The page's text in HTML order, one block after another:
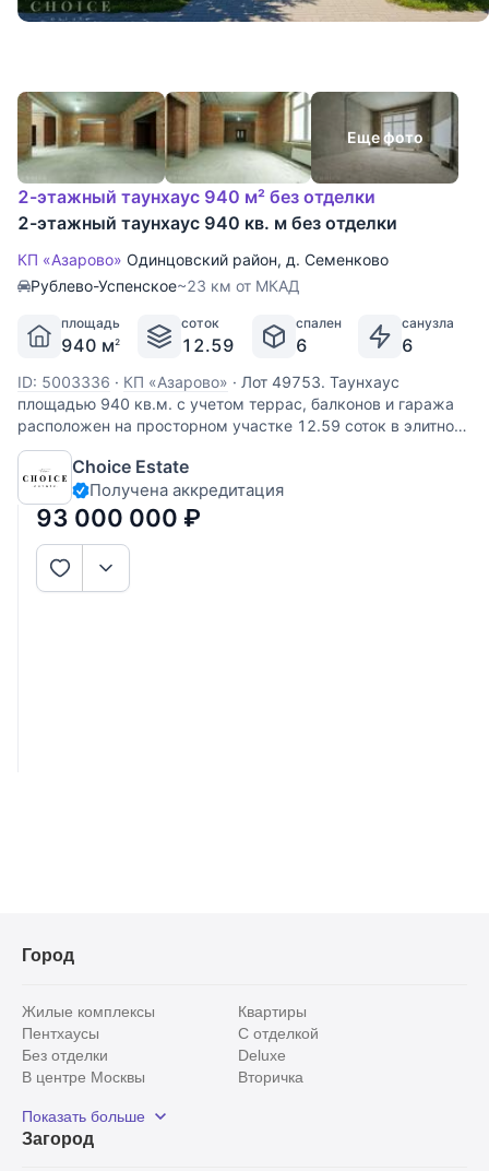
Еще фото
2-этажный таунхаус 940 м² без отделки
2-этажный таунхаус 940 кв. м без отделки
КП «Азарово» Одинцовский район, д. Семенково
Рублево-Успенское~23 км от МКАД
площадь
940 м2
соток
12.59
спален
6
санузла
6
ID: 5003336 · КП «Азарово» · Лот 49753. Таунхаус
площадью 940 кв.м. с учетом террас, балконов и гаража
расположен на просторном участке 12.59 соток в элитном
коттеджном поселке "Азарово". В таунхаусе
предусмотрены: 5 спален со своими с/у и гардеробными
комнатами, кухня, гостиная
Choice Estate
Получена аккредитация
93 000 000 ₽
Город
Жилые комплексы
Квартиры
Пентхаусы
С отделкой
Без отделки
Deluxe
В центре Москвы
Вторичка
Рядом с парком
С панорамными окнами
Показать больше
Загород